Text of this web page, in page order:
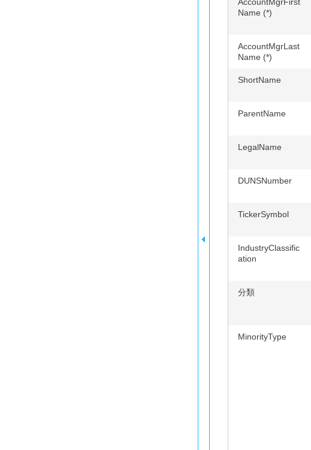
Name (*)
AccountMgrLast
Name (*)
ShortName
ParentName
LegalName
DUNSNumber
TickerSymbol
IndustryClassific
ation
分類
MinorityType